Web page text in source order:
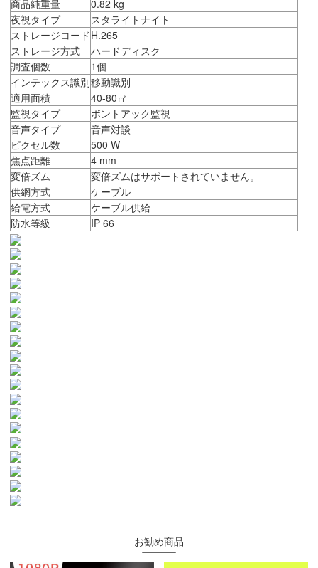
商品純重量
0.82 kg
夜視タイプ
スタライトナイト
ストレージコード H.265
ストレージ方式
ハードディスク
調査個数
1個
インテックス識別移動識別
適用面積
40-80㎡
監視タイプ
ボントアック監視
音声タイプ
音声対談
ピクセル数
500 W
焦点距離
4 mm
変倍ズム
変倍ズムはサポートされていません。
供網方式
ケーブル
給電方式
ケーブル供給
防水等級
IP 66
お勧め商品